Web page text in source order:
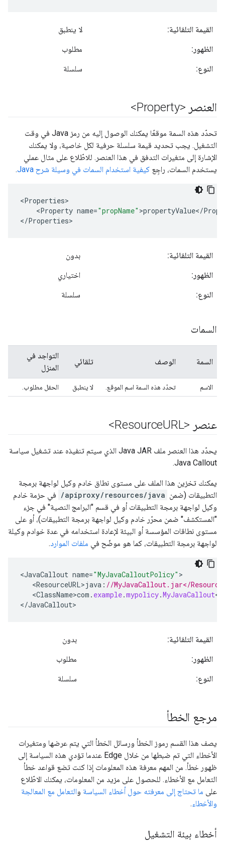
القيمة التلقائية: لا ينطبق
الظهور: مطلوب
النوع: سلسلة
العنصر <Property>
تحدّد هذه السمة موقعًا يمكنك الوصول إليه من رمز Java في وقت
التشغيل. يجب تحديد قيمة سلسلة حرفية لكل خاصية، ولا يمكنك
الإشارة إلى متغيرات التدفق في هذا العنصر. للاطّلاع على مثال عملي
يستخدم السمات، راجِع كيفية استخدام السمات في وسيلة شرح Java .
<Properties
<Property name="propName" >propertyValue</
</Properties>
القيمة التلقائية: بدون
الظهور: اختياري
النوع: سلسلة
السمات
السمة الوصف تلقائي
التواجد في
المنزل
الاسم تحدّد هذه السمة اسم الموقع. لا ينطبق الحقل مطلوب.
عنصر <Resource
URL>
يحدّد هذا العنصر ملف Java JAR الذي سيتم تنفيذه عند تشغيل سياسة
Java Callout.
يمكنك تخزين هذا الملف على مستوى نطاق خادم وكيل لواجهة برمجة
التطبيقات (ضمن /apiproxy/resources/java في حزمة خادم
وكيل لواجهة برمجة التطبيقات أو في قسم "البرامج النصية" في جزء
"المستكشف" ضمن محرّر خادم وكيل لواجهة برمجة التطبيقات)، أو على
مستوى نطاقات المؤسسة أو البيئة لإعادة استخدامه في عدة خوادم وكيلة
لواجهة برمجة التطبيقات، كما هو موضّح في ملفات الموارد.
<JavaCallout name="MyJavaCalloutPolicy"
<ResourceURL>java : //MyJavaCallout.jar</
<ClassName>com . example.mypolicy.MyJavaCallout<
</JavaCallout>
القيمة التلقائية: بدون
الظهور: مطلوب
النوع: سلسلة
مرجع الخطأ
يصف هذا القسم رموز الخطأ ورسائل الخطأ التي يتم عرضها ومتغيرات
الأخطاء التي تم ضبطها من خلال Edge عندما تؤدي هذه السياسة إلى
ظهور خطأ. من المهم معرفة هذه المعلومات إذا كنت تضع قواعد خطأ
التعامل مع الأخطاء. للحصول على مزيد من المعلومات، يمكنك الاطّلاع
على ما تحتاج إلى معرفته حول أخطاء السياسة والتعامل مع المعالجة
والأخطاء.
أخطاء بيئة التشغيل